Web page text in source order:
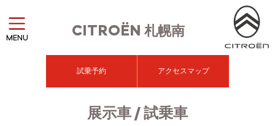
CITROËN 札幌南
MENU
試乗予約 アクセスマップ
展示車 / 試乗車